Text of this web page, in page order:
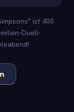
ist 400
Duell-